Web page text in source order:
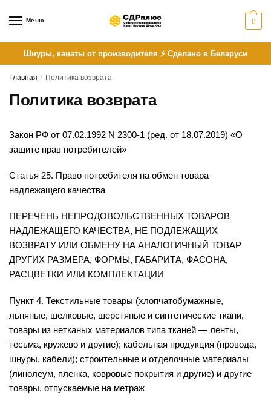
Меню 0
Шнуры, канаты от производителя ⚡ Сделано в Беларуси
Главная / Политика возврата
Политика возврата
Закон РФ от 07.02.1992 N 2300-1 (ред. от 18.07.2019) «О
защите прав потребителей»
Статья 25. Право потребителя на обмен товара
надлежащего качества
ПЕРЕЧЕНЬ НЕПРОДОВОЛЬСТВЕННЫХ ТОВАРОВ
НАДЛЕЖАЩЕГО КАЧЕСТВА, НЕ ПОДЛЕЖАЩИХ
ВОЗВРАТУ ИЛИ ОБМЕНУ НА АНАЛОГИЧНЫЙ ТОВАР
ДРУГИХ РАЗМЕРА, ФОРМЫ, ГАБАРИТА, ФАСОНА,
РАСЦВЕТКИ ИЛИ КОМПЛЕКТАЦИИ
Пункт 4. Текстильные товары (хлопчатобумажные,
льняные, шелковые, шерстяные и синтетические ткани,
товары из нетканых материалов типа тканей — ленты,
тесьма, кружево и другие); кабельная продукция (провода,
шнуры, кабели); строительные и отделочные материалы
(линолеум, пленка, ковровые покрытия и другие) и другие
товары, отпускаемые на метраж